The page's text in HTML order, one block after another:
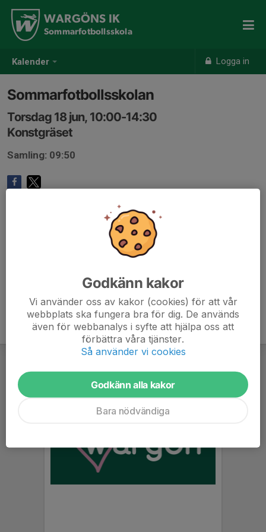
Kalender Logga in
WARGÖNS IK
Sommarfotbollsskola
Sommarfotbollsskolan
Torsdag 18 jun, 10:00-14:30
Konstgräset
Samling: 09:50
Godkänn kakor
Vi använder oss av kakor (cookies) för att vår
webbplats ska fungera bra för dig. De används
även för webbanalys i syfte att hjälpa oss att
förbättra våra tjänster.
Så använder vi cookies
Godkänn alla kakor
Bara nödvändiga